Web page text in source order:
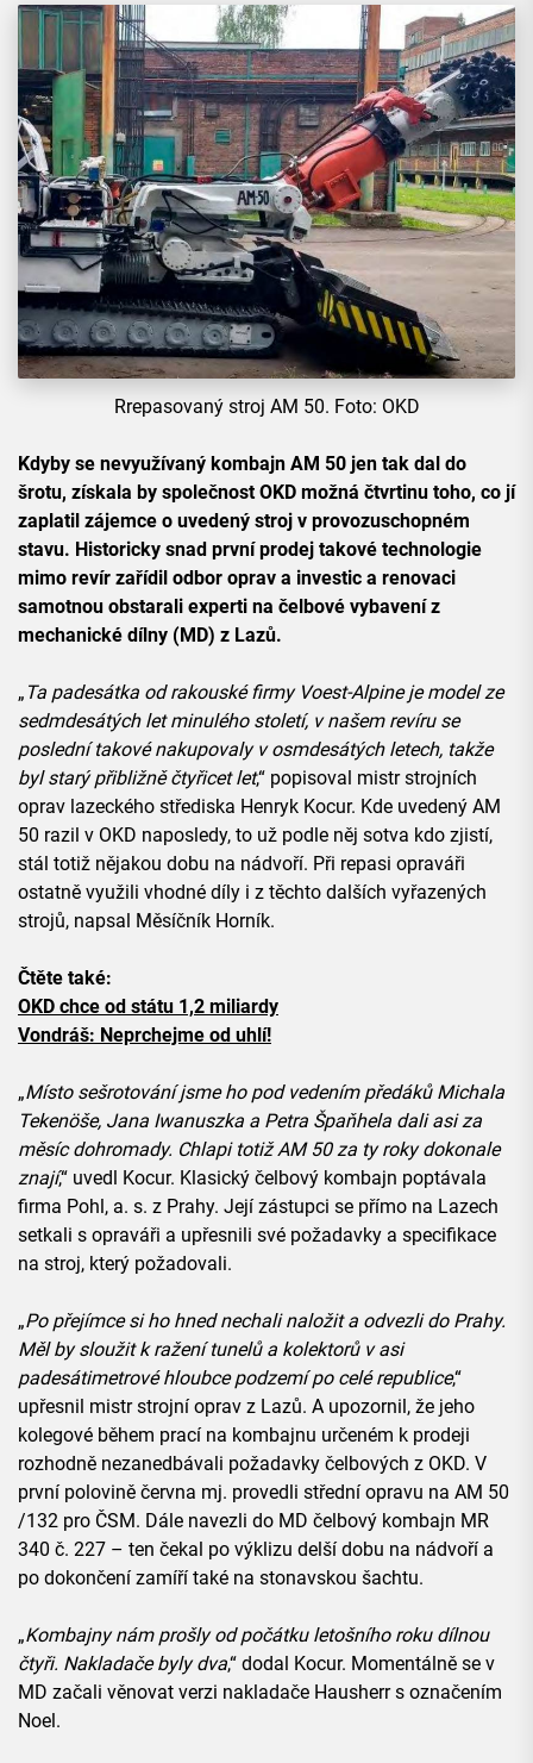
Rrepasovaný stroj AM 50. Foto: OKD
Kdyby se nevyužívaný kombajn AM 50 jen tak dal do
šrotu, získala by společnost OKD možná čtvrtinu toho, co jí
zaplatil zájemce o uvedený stroj v provozuschopném
stavu. Historicky snad první prodej takové technologie
mimo revír zařídil odbor oprav a investic a renovaci
samotnou obstarali experti na čelbové vybavení z
mechanické dílny (MD) z Lazů.
„ Ta padesátka od rakouské firmy Voest-Alpine je model ze
sedmdesátých let minulého století, v našem revíru se
poslední takové nakupovaly v osmdesátých letech, takže
byl starý přibližně čtyřicet let,“ popisoval mistr strojních
oprav lazeckého střediska Henryk Kocur. Kde uvedený AM
50 razil v OKD naposledy, to už podle něj sotva kdo zjistí,
stál totiž nějakou dobu na nádvoří. Při repasi opraváři
ostatně využili vhodné díly i z těchto dalších vyřazených
strojů, napsal Měsíčník Horník.
Čtěte také:
OKD chce od státu 1,2 miliardy
Vondráš: Neprchejme od uhlí!
„Místo sešrotování jsme ho pod vedením předáků Michala
Tekenöše, Jana Iwanuszka a Petra Špaňhela dali asi za
měsíc dohromady. Chlapi totiž AM 50 za ty roky dokonale
znají,“ uvedl Kocur. Klasický čelbový kombajn poptávala
firma Pohl, a. s. z Prahy. Její zástupci se přímo na Lazech
setkali s opraváři a upřesnili své požadavky a specifikace
na stroj, který požadovali.
„Po přejímce si ho hned nechali naložit a odvezli do Prahy.
Měl by sloužit k ražení tunelů a kolektorů v asi
padesátimetrové hloubce podzemí po celé republice,“
upřesnil mistr strojní oprav z Lazů. A upozornil, že jeho
kolegové během prací na kombajnu určeném k prodeji
rozhodně nezanedbávali požadavky čelbových z OKD. V
první polovině června mj. provedli střední opravu na AM 50
/132 pro ČSM. Dále navezli do MD čelbový kombajn MR
340 č. 227 – ten čekal po výklizu delší dobu na nádvoří a
po dokončení zamíří také na stonavskou šachtu.
„Kombajny nám prošly od počátku letošního roku dílnou
čtyři. Nakladače byly dva,“ dodal Kocur. Momentálně se v
MD začali věnovat verzi nakladače Hausherr s označením
Noel.